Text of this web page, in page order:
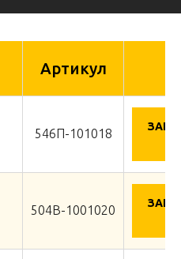
Артикул
546П-101018
504В-1001020